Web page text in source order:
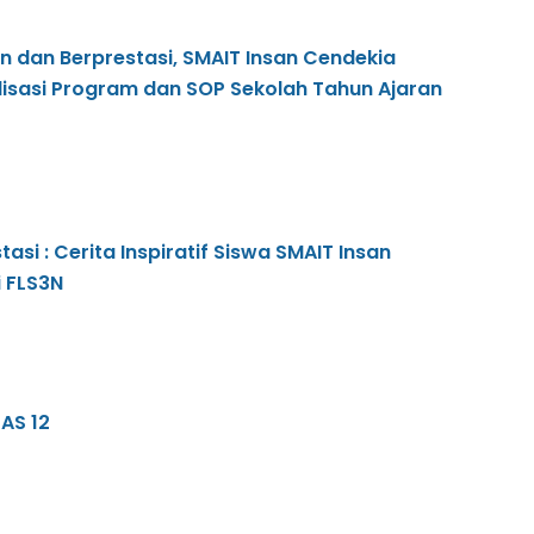
dan Berprestasi, SMAIT Insan Cendekia
Program dan SOP Sekolah Tahun Ajaran
: Cerita Inspiratif Siswa SMAIT Insan
12